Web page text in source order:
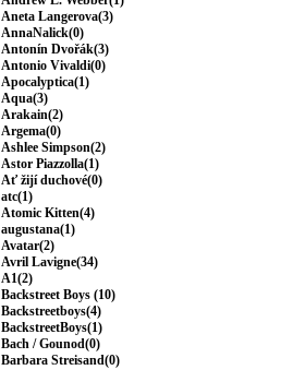
Aneta Langerova(3)
AnnaNalick(0)
Antonín Dvořák(3)
Antonio Vivaldi(0)
Apocalyptica(1)
Aqua(3)
Arakain(2)
Argema(0)
Ashlee Simpson(2)
Astor Piazzolla(1)
Ať žijí duchové(0)
atc(1)
Atomic Kitten(4)
augustana(1)
Avatar(2)
Avril Lavigne(34)
A1(2)
Backstreet Boys (10)
Backstreetboys(4)
BackstreetBoys(1)
Bach / Gounod(0)
Barbara Streisand(0)